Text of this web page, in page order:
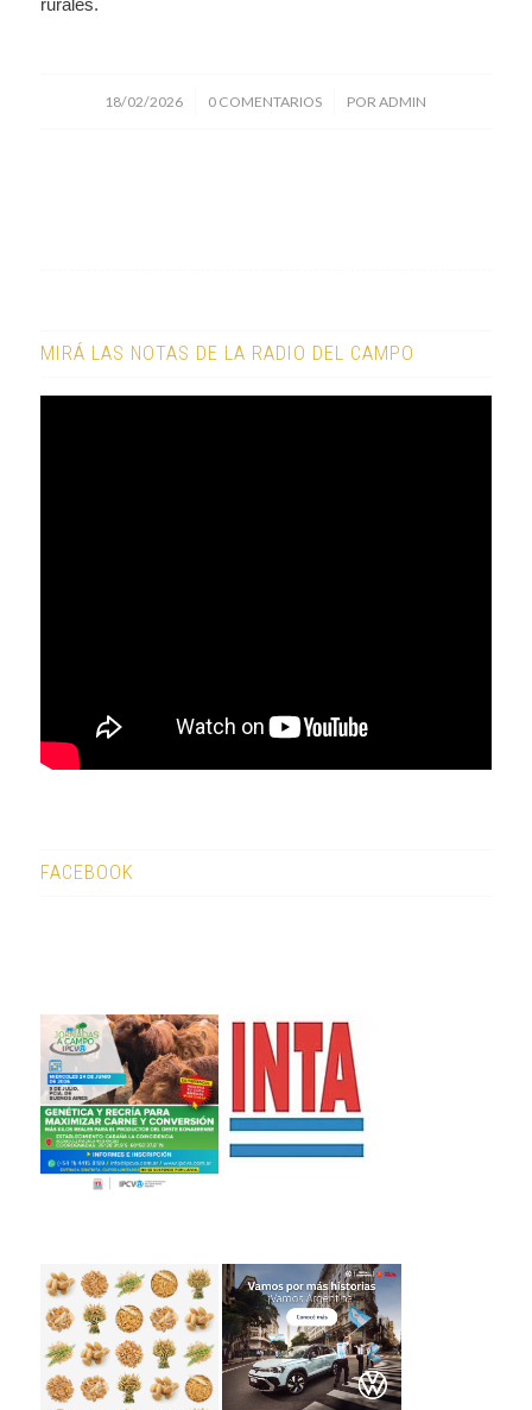
rurales.
18/02/2026
/ 0 COMENTARIOS
/ PORADMIN
MIRÁ LAS NOTAS DE LA RADIO DEL CAMPO
FACEBOOK